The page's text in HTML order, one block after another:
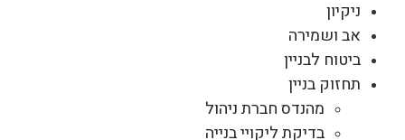
ניקיון
אב ושמירה
ביטוח לבניין
תחזוק בניין
מהנדס חברת ניהול
בדיקת ליקויי בנייה